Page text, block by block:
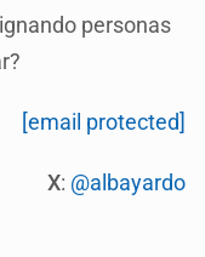
personas
[email protected]
X: @albayardo